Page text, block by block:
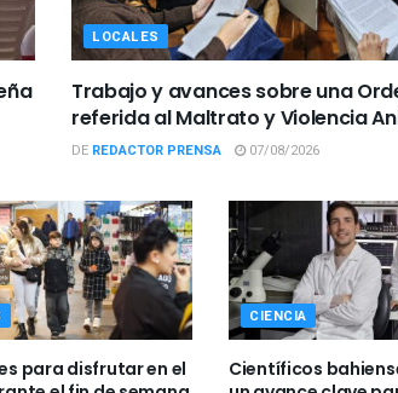
LOCALES
Trabajo y avances sobre una
referida al Maltrato y Violencia
DE REDACTOR PRENSA 07/08/2026
para disfrutar en el
CIENCIA
Científicos